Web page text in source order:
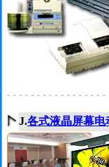
J.各式液晶屏幕电